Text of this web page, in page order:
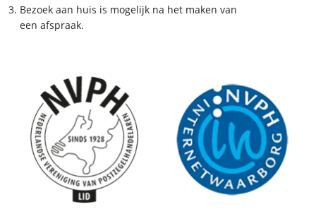
Bezoek aan huis is mogelijk na het maken van
een afspraak.